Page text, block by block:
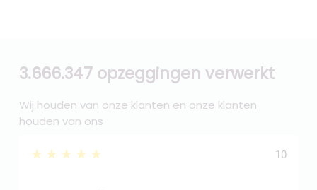
3.666.347 opzeggingen verwerkt
Wij houden van onze klanten en onze klanten
houden van ons
★★★★★ 10